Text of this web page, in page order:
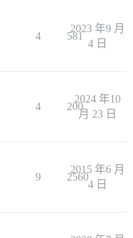
4 581
2023 年9 月
4 日
4 200
2024 年10
月 23 日
9 2560
2015 年6 月
4 日